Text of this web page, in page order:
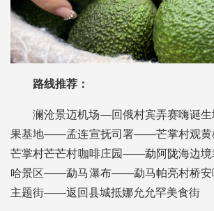
路线推荐：
澜沧景迈机场—回俄村宾弄赛嗨诞
果基地——孟连宣抚司署——芒掌村观
芒掌村芒芒村咖啡庄园——勐阿陇海边
哈景区——勐马瀑布——勐马帕亮村桥
主题街——返回县城抵娜允允罕美食街